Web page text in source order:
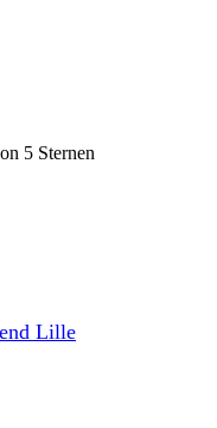
5 Sternen
Lille